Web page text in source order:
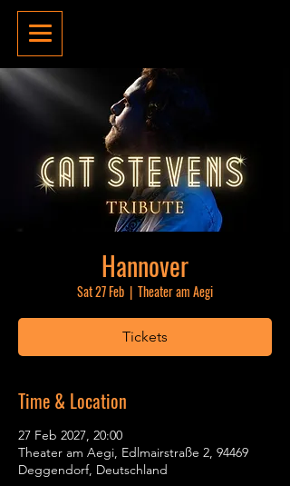
Hannover
Sat 27 Feb
  |
Theater am Aegi
Tickets
Time & Location
27 Feb 2027, 20:00
Theater am Aegi, Edlmairstraße 2, 94469
Deggendorf, Deutschland